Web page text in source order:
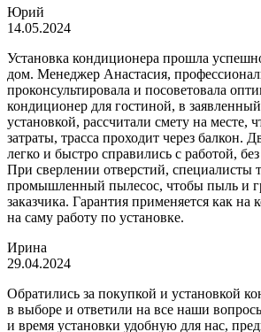
Юрий
14.05.2024
Установка кондиционера прошла
дом. Менеджер Анастасия,
проконсультировала и посоветовала
кондиционер для гостиной, в
установкой, рассчитали смету на месте,
затраты, трасса проходит через балкон.
легко и быстро справились с работой,
При сверлении отверстий, специалисты
промышленный пылесос, чтобы пыль и
заказчика. Гарантия применяется как на
на саму работу по установке.
Ирина
29.04.2024
Обратились за покупкой и установкой
в выборе и ответили на все наши
и время установки удобную для нас,